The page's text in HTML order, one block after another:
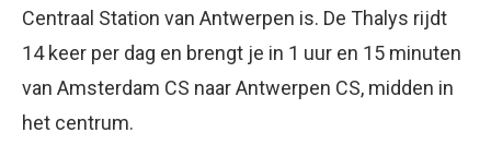
Centraal Station van Antwerpen is. De Thalys rijdt
14 keer per dag en brengt je in 1 uur en 15 minuten
van Amsterdam CS naar Antwerpen CS, midden in
het centrum.